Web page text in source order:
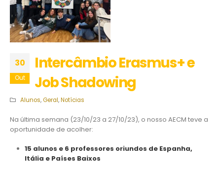
30
Out
Intercâmbio Erasmus+ e
Job Shadowing
Alunos,Geral,Notícias
Na última semana (23/10/23 a 27/10/23), o nosso AECM teve a
oportunidade de acolher:
15 alunos e 6 professores oriundos de Espanha,
Itália e Países Baixos